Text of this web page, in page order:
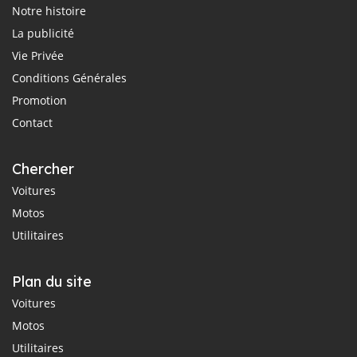
Notre histoire
La publicité
Vie Privée
Conditions Générales
Promotion
Contact
Chercher
Voitures
Motos
Utilitaires
Plan du site
Voitures
Motos
Utilitaires